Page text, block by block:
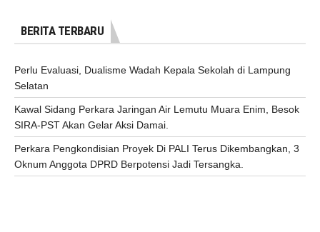
BERITA TERBARU
Perlu Evaluasi, Dualisme Wadah Kepala Sekolah di Lampung
Selatan
Kawal Sidang Perkara Jaringan Air Lemutu Muara Enim, Besok
SIRA-PST Akan Gelar Aksi Damai.
Perkara Pengkondisian Proyek Di PALI Terus Dikembangkan, 3
Oknum Anggota DPRD Berpotensi Jadi Tersangka.